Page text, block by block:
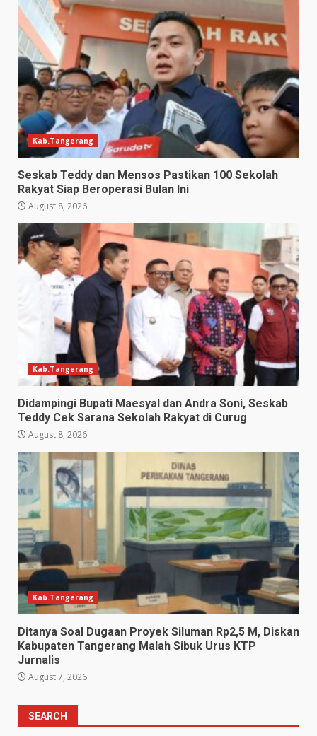
Kab.Tangerang
Seskab Teddy dan Mensos Pastikan 100 Sekolah
Rakyat Siap Beroperasi Bulan Ini
August 8, 2026
Kab.Tangerang
Didampingi Bupati Maesyal dan Andra Soni, Seskab
Teddy Cek Sarana Sekolah Rakyat di Curug
August 8, 2026
Kab.Tangerang
Ditanya Soal Dugaan Proyek Siluman Rp2,5 M, Diskan
Kabupaten Tangerang Malah Sibuk Urus KTP
Jurnalis
August 7, 2026
SEARCH